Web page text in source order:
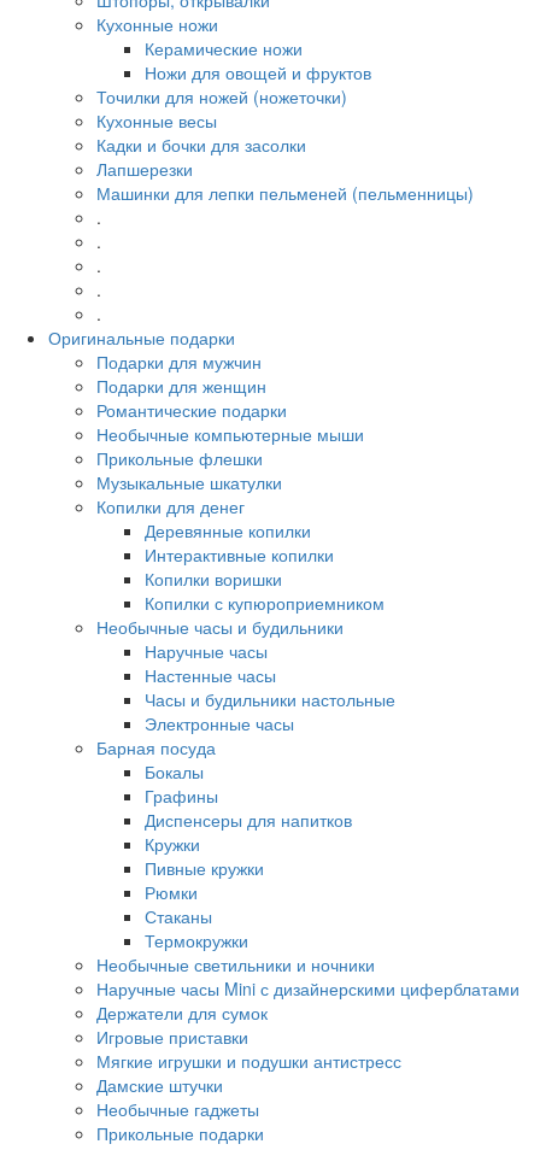
Кухонные ножи
Керамические ножи
Ножи для овощей и фруктов
Точилки для ножей (ножеточки)
Кухонные весы
Кадки и бочки для засолки
Лапшерезки
Машинки для лепки пельменей (пельменницы)
.
.
.
.
.
Оригинальные подарки
Подарки для мужчин
Подарки для женщин
Романтические подарки
Необычные компьютерные мыши
Прикольные флешки
Музыкальные шкатулки
Копилки для денег
Деревянные копилки
Интерактивные копилки
Копилки воришки
Копилки с купюроприемником
Необычные часы и будильники
Наручные часы
Настенные часы
Часы и будильники настольные
Электронные часы
Барная посуда
Бокалы
Графины
Диспенсеры для напитков
Кружки
Пивные кружки
Рюмки
Стаканы
Термокружки
Необычные светильники и ночники
Наручные часы Mini с дизайнерскими циферблатами
Держатели для сумок
Игровые приставки
Мягкие игрушки и подушки антистресс
Дамские штучки
Необычные гаджеты
Прикольные подарки